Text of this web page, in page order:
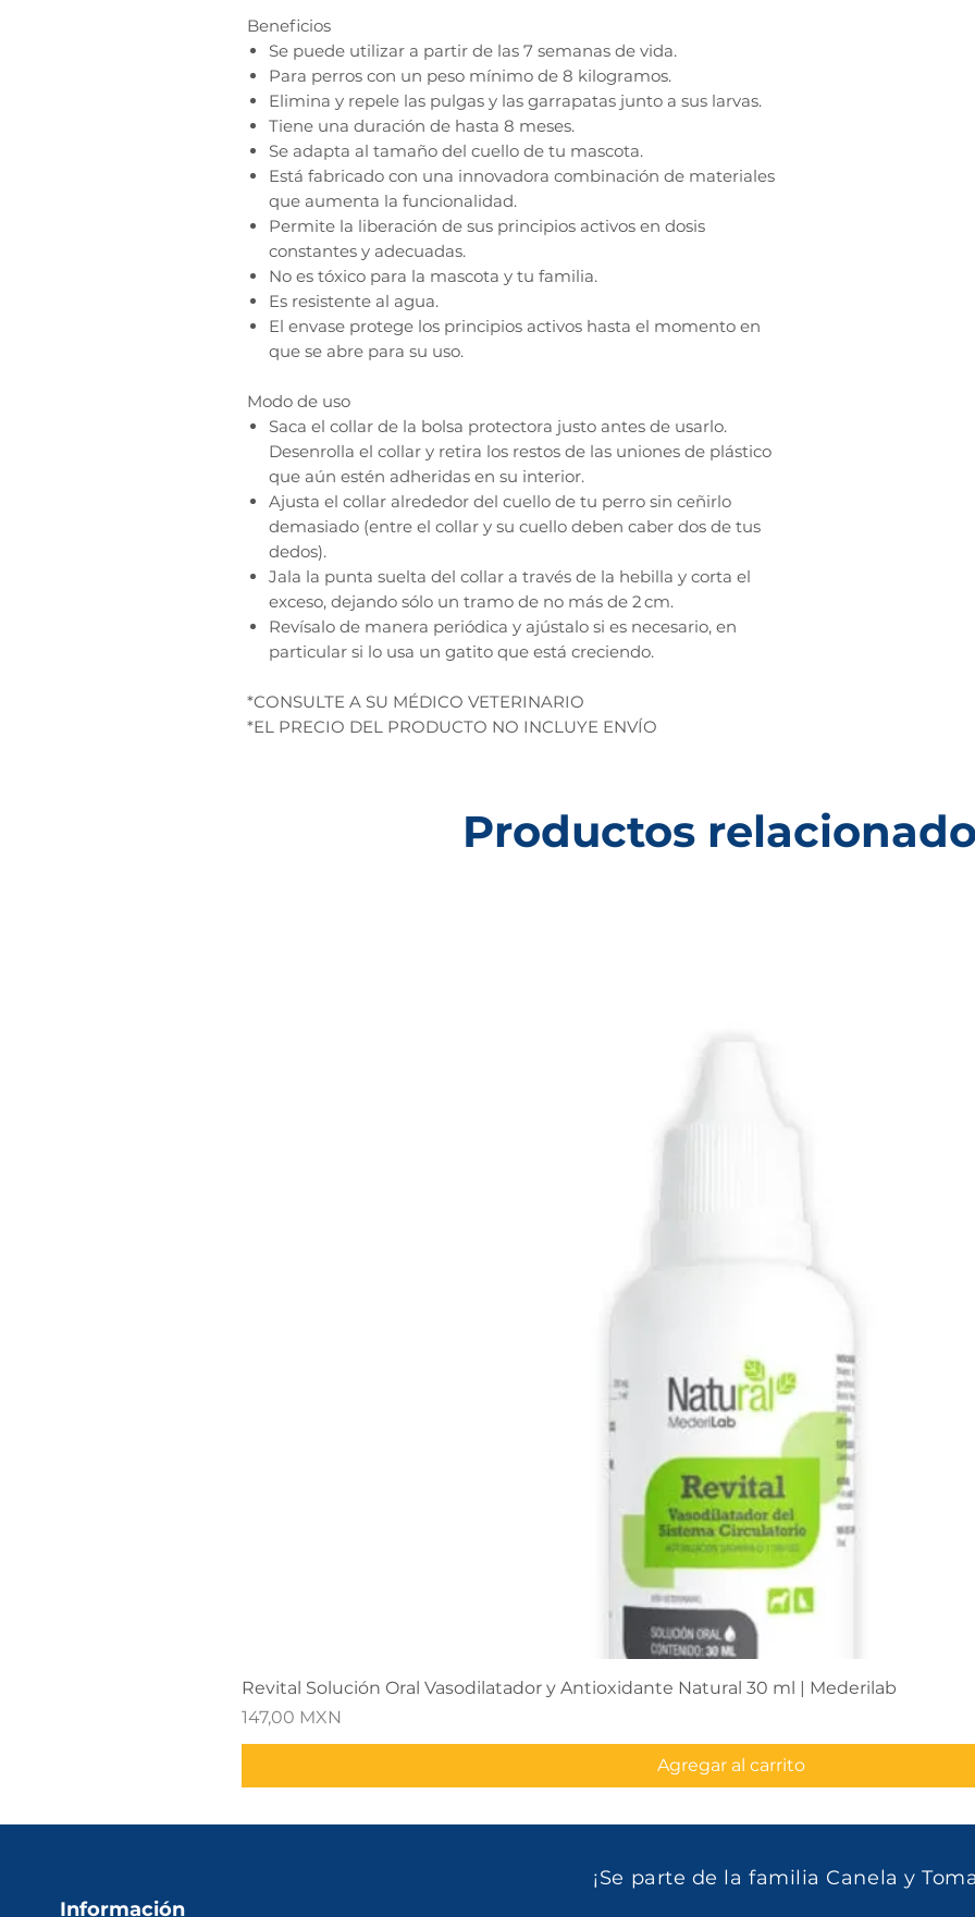
Beneficios
Se puede utilizar a partir de las 7 semanas de vida.
Para perros con un peso mínimo de 8 kilogramos.
Elimina y repele las pulgas y las garrapatas junto a sus larvas.
Tiene una duración de hasta 8 meses.
Se adapta al tamaño del cuello de tu mascota.
Está fabricado con una innovadora combinación de materiales
que aumenta la funcionalidad.
Permite la liberación de sus principios activos en dosis
constantes y adecuadas.
No es tóxico para la mascota y tu familia.
Es resistente al agua.
El envase protege los principios activos hasta el momento en
que se abre para su uso.
Modo de uso
Saca el collar de la bolsa protectora justo antes de usarlo.
Desenrolla el collar y retira los restos de las uniones de plástico
que aún estén adheridas en su interior.
Ajusta el collar alrededor del cuello de tu perro sin ceñirlo
demasiado (entre el collar y su cuello deben caber dos de tus
dedos).
Jala la punta suelta del collar a través de la hebilla y corta el
exceso, dejando sólo un tramo de no más de 2 cm.
Revísalo de manera periódica y ajústalo si es necesario, en
particular si lo usa un gatito que está creciendo.
*CONSULTE A SU MÉDICO VETERINARIO
*EL PRECIO DEL PRODUCTO NO INCLUYE ENVÍO
Productos
Vista rápida
Revital Solución Oral Vasodilatador y Antioxidante Natural 30 ml | Mederilab
Precio
147,00 MXN
Agregar al carrito
¡Se parte de la familia Canela y
Información